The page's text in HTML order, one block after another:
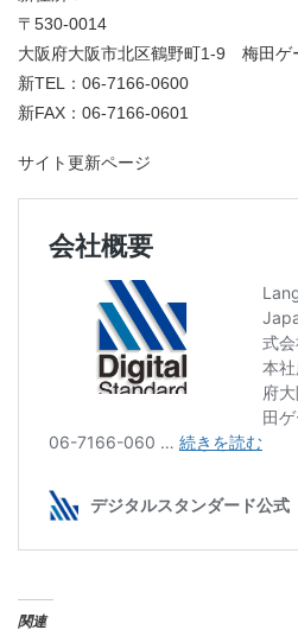
〒530-0014
大阪府大阪市北区鶴野町1-9 梅田ゲ
新TEL：06-7166-0600
新FAX：06-7166-0601
サイト更新ページ
関連